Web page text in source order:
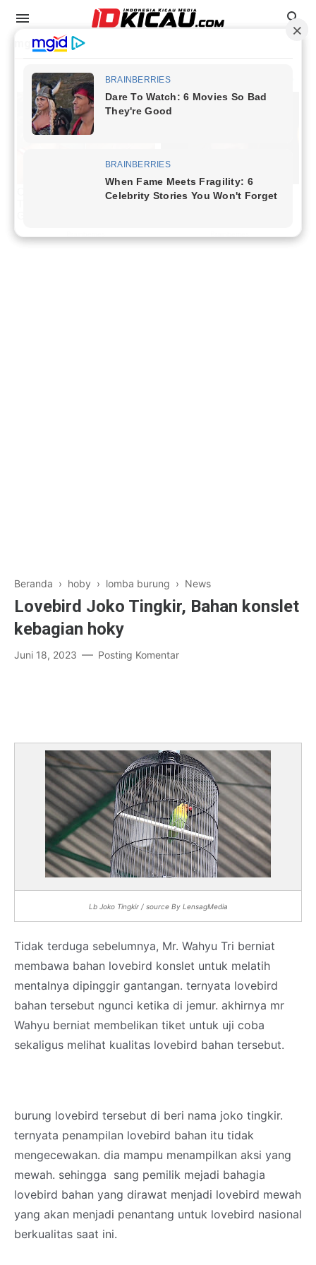
Data Juara
mg a
Beranda › hoby › lomba burung › News
Lovebird Joko Tingkir, Bahan konslet
kebagian hoky
Juni 18, 2023 Posting Komentar
Lb Joko Tingkir / source By LensagMedia
Tidak terduga sebelumnya, Mr. Wahyu Tri berniat
membawa bahan lovebird konslet untuk melatih
mentalnya dipinggir gantangan. ternyata lovebird
bahan tersebut ngunci ketika di jemur. akhirnya mr
Wahyu berniat membelikan tiket untuk uji coba
sekaligus melihat kualitas lovebird bahan tersebut.
burung lovebird tersebut di beri nama joko tingkir.
ternyata penampilan lovebird bahan itu tidak
mengecewakan. dia mampu menampilkan aksi yang
mewah. sehingga sang pemilik mejadi bahagia
lovebird bahan yang dirawat menjadi lovebird mewah
yang akan menjadi penantang untuk lovebird nasional
berkualitas saat ini.